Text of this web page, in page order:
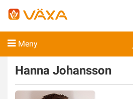
Meny
Hanna Johansson